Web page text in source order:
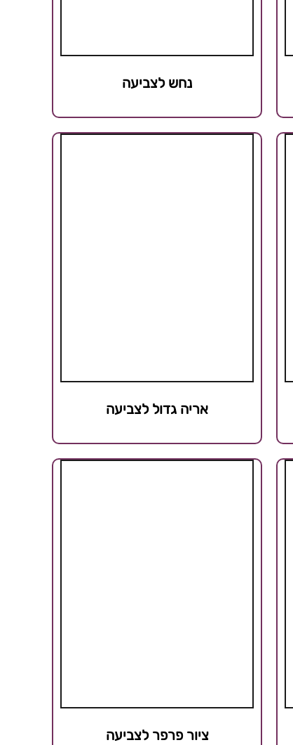
נחש לצביעה
אריה גדול לצביעה
ציור פרפר לצביעה